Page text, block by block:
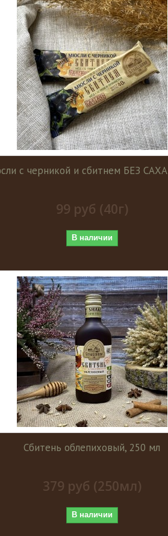
с черникой и сбитнем БЕЗ
99 руб (40г)
В наличии
Сбитень облепиховый, 250 мл
379 руб (250мл)
В наличии